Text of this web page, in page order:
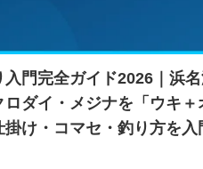
入門完全ガイド2026｜浜
ロダイ・メジナを「ウキ
掛け・コマセ・釣り方を